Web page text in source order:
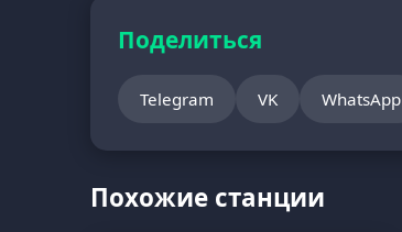
Поделиться
Telegram VK WhatsApp
Похожие станции